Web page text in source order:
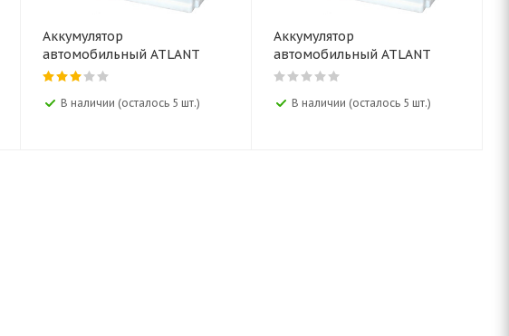
Аккумулятор
автомобильный ATLANT
Export 12V 62AH
В наличии (осталось 5 шт.)
Аккумулятор
автомобильный ATLANT
Export 12V 90AH
В наличии (осталось 5 шт.)